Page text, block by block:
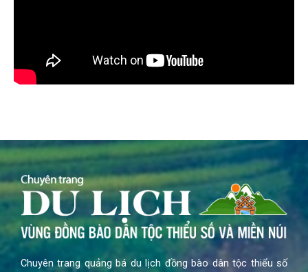
Chuyên trang quảng bá du lịch đồng bào dân tộc thiểu số